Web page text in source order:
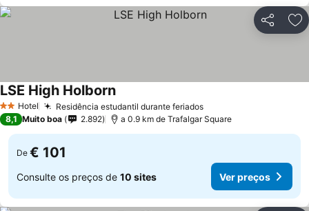
Partilhar
2 Estrelas
Hotel Residência estudantil durante feriadosVer preços
LSE High HolbornVer preços
8,1 Muito boa 2.892 a 0.9 km de Trafalgar Square
De € 101
Consulte os preços de 10 sites Ver preços